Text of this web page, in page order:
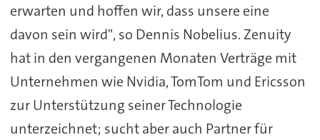
erwarten und hoffen wir, dass unsere eine
davon sein wird", so Dennis Nobelius. Zenuity
hat in den vergangenen Monaten Verträge mit
Unternehmen wie Nvidia, TomTom und Ericsson
zur Unterstützung seiner Technologie
unterzeichnet; sucht aber auch Partner für